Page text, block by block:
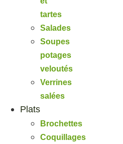
tartes
Salades
Soupes
potages
veloutés
Verrines
salées
Plats
Brochettes
Coquillages